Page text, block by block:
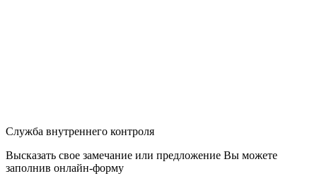
Служба внутреннего контроля
Высказать свое замечание или предложение Вы можете
заполнив онлайн-форму